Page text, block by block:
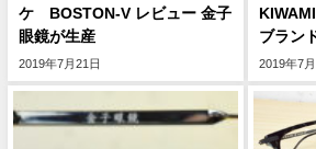
ケ BOSTON-V レビュー 金子
眼鏡が生産
2019年7月21日
ブラン
2019年7